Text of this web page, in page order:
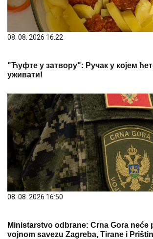
08. 08. 2026 16:22
"Ћуфте у затвору": Ручак у којем
уживати!
08. 08. 2026 16:50
Ministarstvo odbrane: Crna Gora neće
vojnom savezu Zagreba, Tirane i